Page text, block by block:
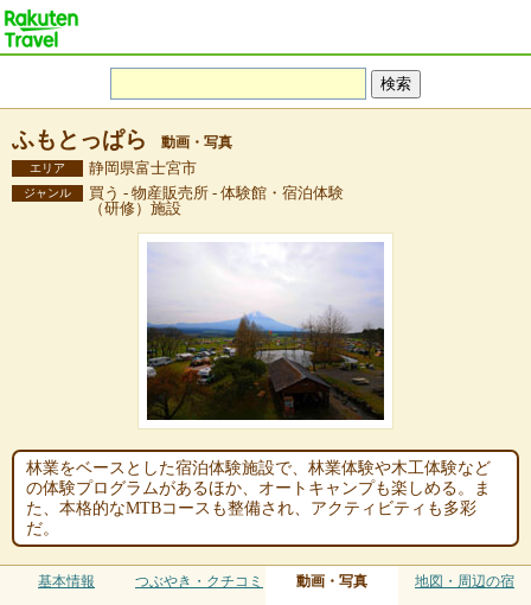
ふもとっぱら 動画・写真
エリア 静岡県富士宮市
ジャンル
買う - 物産販売所 - 体験館・宿泊体験
（研修）施設
林業をベースとした宿泊体験施設で、林業体験や木工体験など
の体験プログラムがあるほか、オートキャンプも楽しめる。ま
た、本格的なMTBコースも整備され、アクティビティも多彩
だ。
基本情報 つぶやき・クチコミ 動画・写真 地図・周辺の宿